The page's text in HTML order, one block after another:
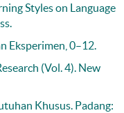
Styles on Language
Eksperimen, 0–12.
(Vol. 4). New
Khusus. Padang: